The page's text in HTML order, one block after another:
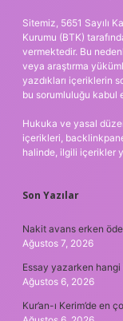
Sitemiz, 5651 Sayılı
Kurumu (BTK)
vermektedir. Bu
veya araştırma
yazdıkları içeriklerin
bu sorumluluğu kabul
Hukuka ve yasal
içerikleri,
halinde, ilgili içerikler
Son Yazılar
Nakit avans erken
Ağustos 7, 2026
Essay yazarken hangi
Ağustos 6, 2026
Kur’an-ı Kerim’de en